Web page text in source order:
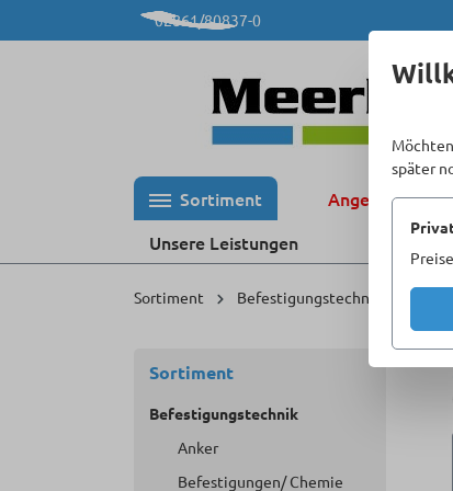
Hauptinhalt springen
Zur Hauptnavigation springen
02861/80837-0
Sortiment Angebote %
Unsere Leistungen
später
Sortiment Befestigungstechnik
Sortiment
Befestigungstechnik
Anker
Befestigungen/ Chemie